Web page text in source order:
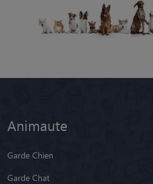
Animaute
Garde Chien
Garde Chat